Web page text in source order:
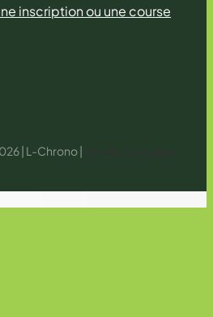
inscription ou une course
| L-Chrono |